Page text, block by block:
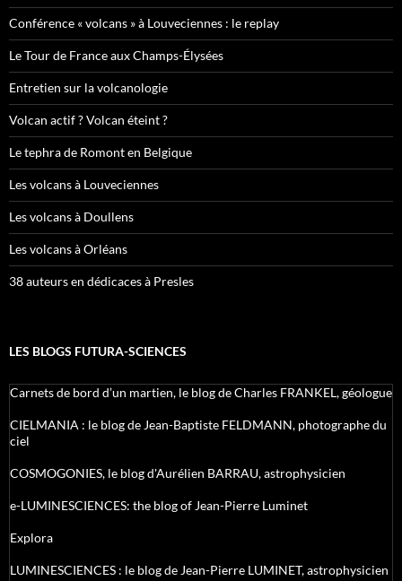
Conférence « volcans » à Louveciennes : le replay
Le Tour de France aux Champs-Élysées
Entretien sur la volcanologie
Volcan actif ? Volcan éteint ?
Le tephra de Romont en Belgique
Les volcans à Louveciennes
Les volcans à Doullens
Les volcans à Orléans
38 auteurs en dédicaces à Presles
LES BLOGS FUTURA-SCIENCES
Carnets de bord d’un martien, le blog de Charles FRANKEL, géologue
CIELMANIA : le blog de Jean-Baptiste FELDMANN, photographe du
ciel
COSMOGONIES, le blog d'Aurélien BARRAU, astrophysicien
e-LUMINESCIENCES: the blog of Jean-Pierre Luminet
Explora
LUMINESCIENCES : le blog de Jean-Pierre LUMINET, astrophysicien